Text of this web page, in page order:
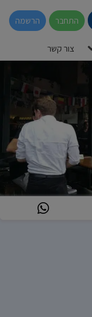
התחבר הרשמה
צור קשר